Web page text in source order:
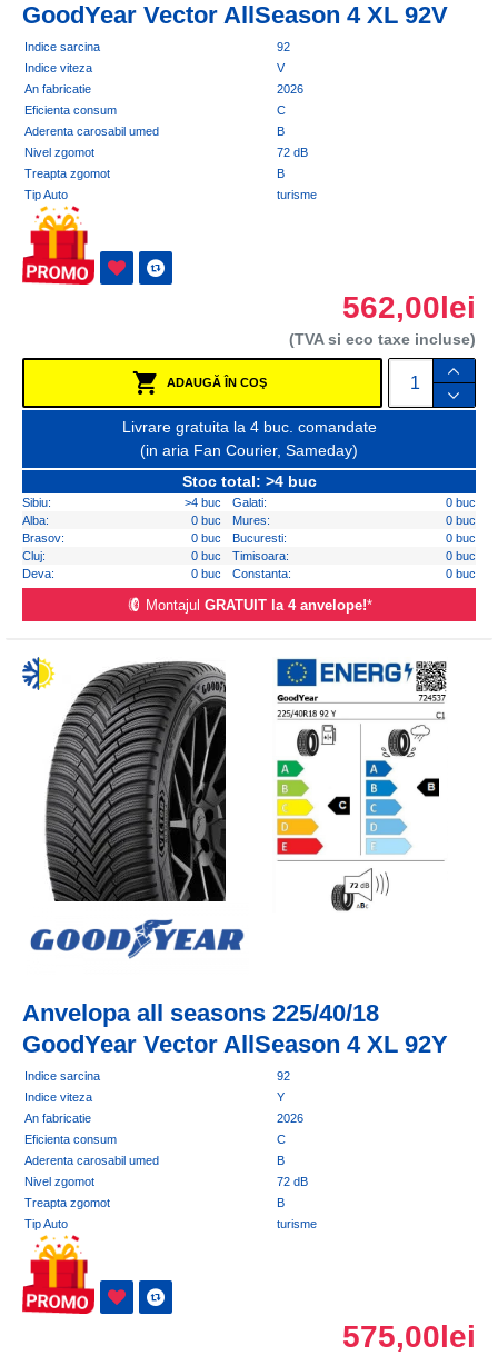
GoodYear Vector AllSeason 4 XL 92V
Indice sarcina
92
Indice viteza
V
An fabricatie
2026
Eficienta consum
C
Aderenta carosabil umed
B
Nivel zgomot
72 dB
Treapta zgomot
B
Tip Auto
turisme
562,00lei
(TVA si eco taxe incluse)
ADAUGĂ ÎN COŞ
Livrare gratuita la 4 buc. comandate
(in aria Fan Courier, Sameday)
Stoc total: >4 buc
Sibiu: >4 buc Galati:
0 buc
Alba:
0 buc Mures:
0 buc
Brasov:
0 buc Bucuresti:
0 buc
Cluj:
0 buc Timisoara:
0 buc
Deva:
0 buc Constanta: 0 buc
Montajul GRATUIT la 4 anvelope!*
Anvelopa all seasons 225/40/18
GoodYear Vector AllSeason 4 XL 92Y
Indice sarcina
92
Indice viteza
Y
An fabricatie
2026
Eficienta consum
C
Aderenta carosabil umed
B
Nivel zgomot
72 dB
Treapta zgomot
B
Tip Auto
turisme
575,00lei